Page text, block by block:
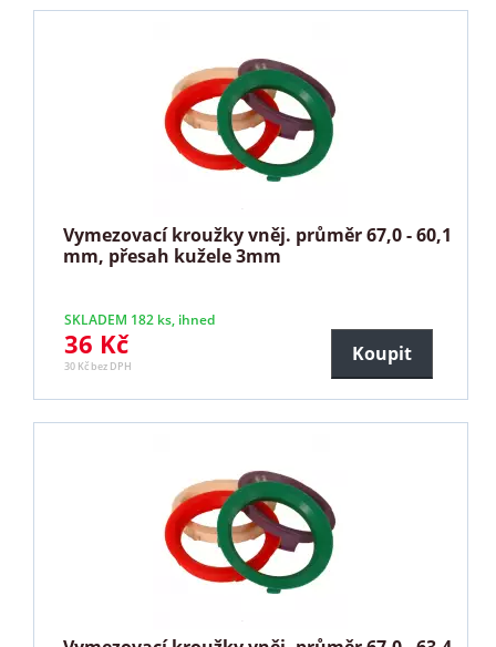
Vymezovací kroužky vněj. průměr 67,0 - 60,1
mm, přesah kužele 3mm
SKLADEM 182 ks, ihned
36 Kč
30 Kč bez DPH
Koupit